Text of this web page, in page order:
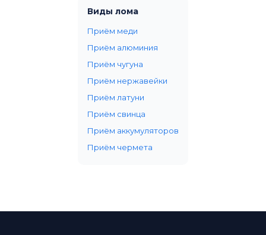
Виды лома
Приём меди
Приём алюминия
Приём чугуна
Приём нержавейки
Приём латуни
Приём свинца
Приём аккумуляторов
Приём чермета